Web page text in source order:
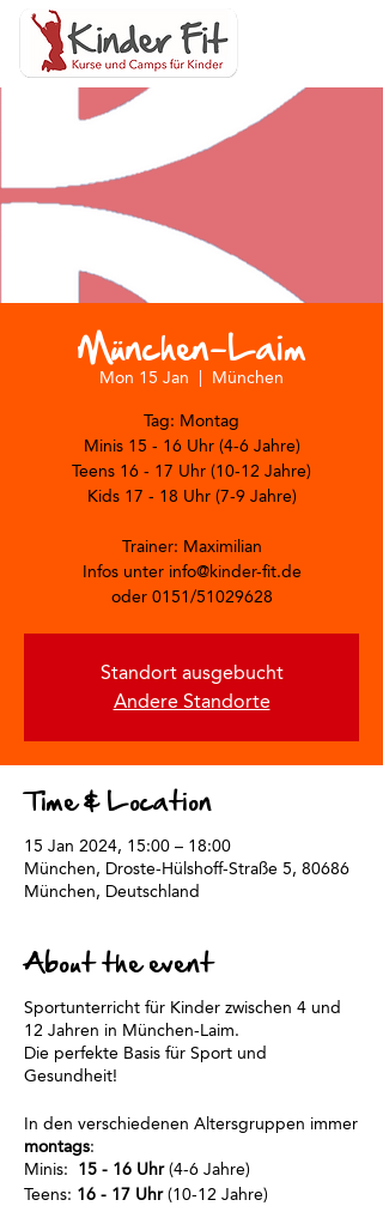
München-Laim
Mon 15 Jan München
Tag: Montag
Minis 15 - 16 Uhr (4-6 Jahre)
Teens 16 - 17 Uhr (10-12 Jahre)
Kids 17 - 18 Uhr (7-9 Jahre)
Trainer: Maximilian
Infos unter info@kinder-fit.de
oder 0151/51029628
Standort ausgebucht
Andere Standorte
Time & Location
15 Jan 2024, 15:00 – 18:00
München, Droste-Hülshoff-Straße 5, 80686
München, Deutschland
About the event
Sportunterricht für Kinder zwischen 4 und
12 Jahren in München-Laim.
Die perfekte Basis für Sport und
Gesundheit!
In den verschiedenen Altersgruppen immer
montags:
Minis: 15 - 16 Uhr(4-6 Jahre)
Teens: 16 - 17 Uhr(10-12 Jahre)